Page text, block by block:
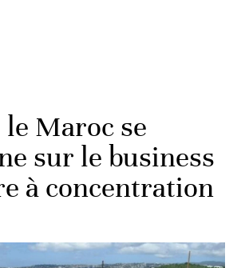
Maroc se
sur le business
à concentration